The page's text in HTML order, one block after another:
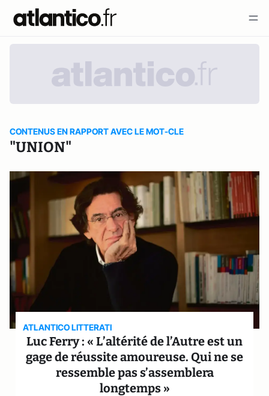
CONTENUS EN RAPPORT AVEC LE MOT-CLE
"UNION"
ATLANTICO LITTERATI
Luc Ferry : « L’altérité de l’Autre est un
gage de réussite amoureuse. Qui ne se
ressemble pas s’assemblera
longtemps »